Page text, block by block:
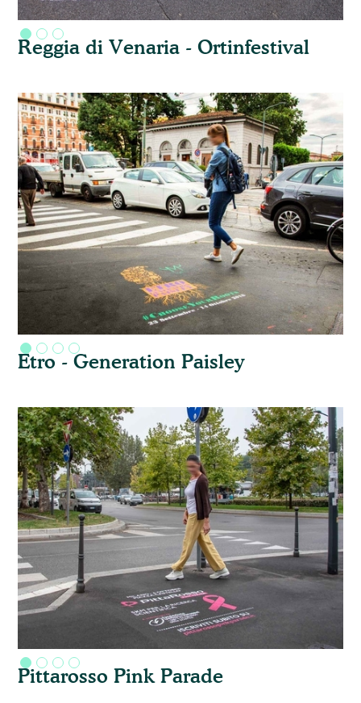
Reggia di Venaria - Ortinfestival
Etro - Generation Paisley
Pittarosso Pink Parade